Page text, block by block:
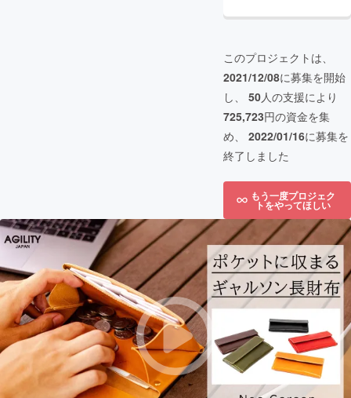
このプロジェクトは、
2021/12/08に募集を開始
し、 50人の支援により
725,723円の資金を集
め、 2022/01/16に募集を
終了しました
もう一度プロジェク
トをやってほしい